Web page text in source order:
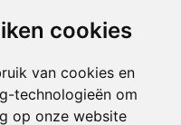
cookies
van cookies en
technologieën om
op onze website